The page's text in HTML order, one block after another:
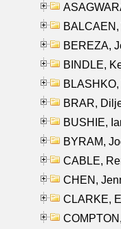
BEREZA,
BINDLE,
BRAR,
BUSHIE,
BYRAM,
CABLE,
CHEN,
CLARKE,